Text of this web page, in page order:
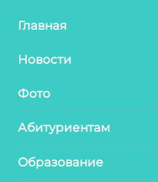
Главная
Новости
Фото
Абитуриентам
Образование